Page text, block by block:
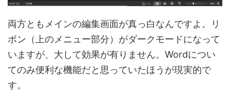
両方ともメインの編集画面が真っ白なんですよ。リ
ボン（上のメニュー部分）がダークモードになって
いますが、大して効果が有りません。Wordについ
てのみ便利な機能だと思っていたほうが現実的で
す。